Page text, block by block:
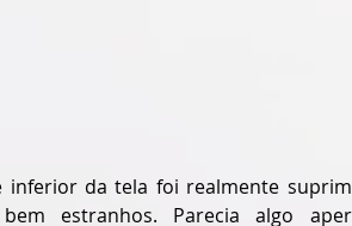
inferior da tela foi realmente
estranhos. Parecia algo